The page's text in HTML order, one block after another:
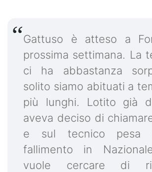
Gattuso è atteso a
prossima settimana. La
ci ha abbastanza
solito siamo abituati a
più lunghi. Lotito già
aveva deciso di
e sul tecnico pesa
fallimento in
vuole cercare di